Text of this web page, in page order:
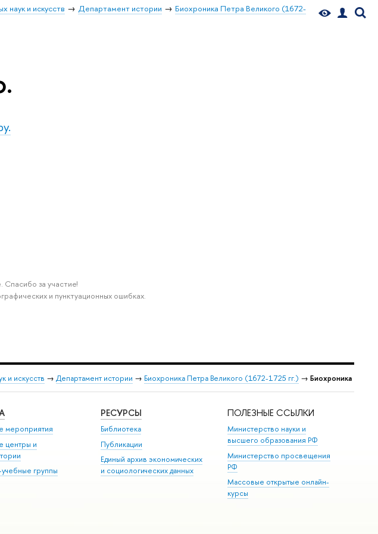
наук и искусств Департамент истории
Биохроника Петра Великого (1672-
за участие!
и пунктуационных ошибках.
и искусств → Департамент истории → Биохроника Петра Великого (1672-1725 гг.) → Биохроника
мероприятия
центры и
группы
РЕСУРСЫ
Библиотека
Публикации
Единый архив экономических
и социологических данных
ПОЛЕЗНЫЕ ССЫЛКИ
Министерство науки и
высшего образования РФ
Министерство просвещения
РФ
Массовые открытые онлайн-
курсы